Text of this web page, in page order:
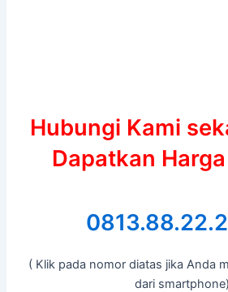
Hubungi Kami
Dapatkan
( Klik pada nomor diatas jika Anda
dari smartphone)